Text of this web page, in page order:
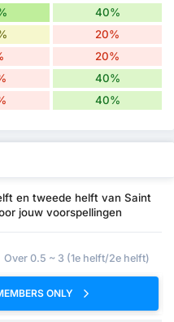
40%
20%
20%
40%
40%
en tweede helft van Saint
jouw voorspellingen
Over 0.5 ~ 3 (1e helft/2e helft)
ONLY